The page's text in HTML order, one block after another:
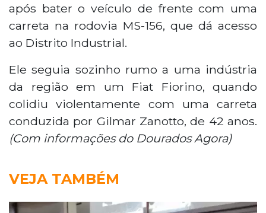
após bater o veículo de frente com uma
carreta na rodovia MS-156, que dá acesso
ao Distrito Industrial.
Ele seguia sozinho rumo a uma indústria
da região em um Fiat Fiorino, quando
colidiu violentamente com uma carreta
conduzida por Gilmar Zanotto, de 42 anos.
(Com informações do Dourados Agora)
VEJA TAMBÉM